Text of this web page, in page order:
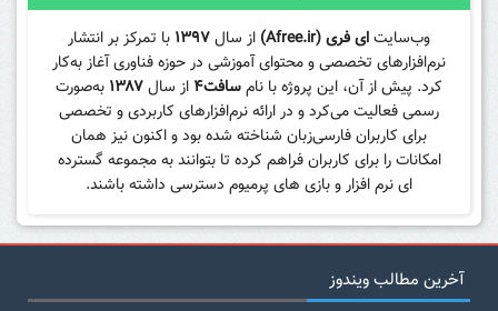
وب‌سایتای فری (Afree.ir) از سال۱۳۹۷ با تمرکز بر انتشار
نرم‌افزارهای تخصصی و محتوای آموزشی در حوزه فناوری آغاز به‌کار
کرد. پیش از آن، این پروژه با نامسافت۴ از سال۱۳۸۷ به‌صورت
رسمی فعالیت می‌کرد و در ارائه نرم‌افزارهای کاربردی و تخصصی
برای کاربران فارسی‌زبان شناخته شده بود و اکنون نیز همان
امکانات را برای کاربران فراهم کرده تا بتوانند به مجموعه گسترده
ای نرم افزار و بازی های پرمیوم دسترسی داشته باشند.
آخرین مطالب ویندوز